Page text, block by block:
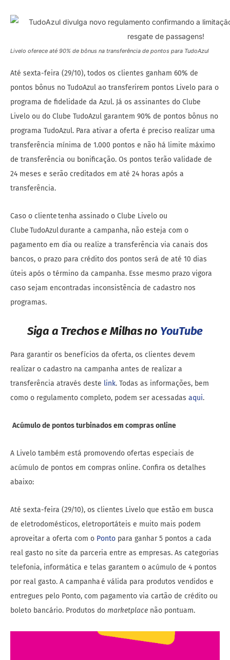
Livelo oferece até 90% de bônus na transferência de pontos para TudoAzul
Até sexta-feira (29/10), todos os clientes ganham 60% de
pontos bônus no TudoAzul ao transferirem pontos Livelo para o
programa de fidelidade da Azul. Já os assinantes do Clube
Livelo ou do Clube TudoAzul garantem 90% de pontos bônus no
programa TudoAzul. Para ativar a oferta é preciso realizar uma
transferência mínima de 1.000 pontos e não há limite máximo
de transferência ou bonificação. Os pontos terão validade de
24 meses e serão creditados em até 24 horas após a
transferência.
Caso o cliente tenha assinado o Clube Livelo ou
Clube TudoAzul durante a campanha, não esteja com o
pagamento em dia ou realize a transferência via canais dos
bancos, o prazo para crédito dos pontos será de até 10 dias
úteis após o término da campanha. Esse mesmo prazo vigora
caso sejam encontradas inconsistência de cadastro nos
programas.
Siga a Trechos e Milhas no YouTube
Para garantir os benefícios da oferta, os clientes devem
realizar o cadastro na campanha antes de realizar a
transferência através deste link. Todas as informações, bem
como o regulamento completo, podem ser acessadas aqui.
Acúmulo de pontos turbinados em compras online
A Livelo também está promovendo ofertas especiais de
acúmulo de pontos em compras online. Confira os detalhes
abaixo:
Até sexta-feira (29/10), os clientes Livelo que estão em busca
de eletrodomésticos, eletroportáteis e muito mais podem
aproveitar a oferta com o Ponto para ganhar 5 pontos a cada
real gasto no site da parceria entre as empresas. As categorias
telefonia, informática e telas garantem o acúmulo de 4 pontos
por real gasto. A campanha é válida para produtos vendidos e
entregues pelo Ponto, com pagamento via cartão de crédito ou
boleto bancário. Produtos do marketplace não pontuam.